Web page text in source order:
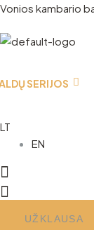
Vonios kambario
SERIJOS
LT
EN
UŽKLAUSA